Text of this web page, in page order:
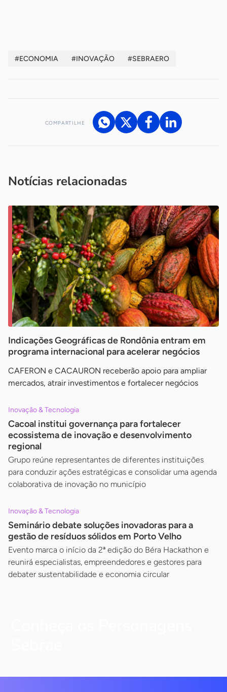
#ECONOMIA #INOVAÇÃO #SEBRAERO
COMPARTILHE
Notícias relacionadas
Indicações Geográficas de Rondônia entram em
programa internacional para acelerar negócios
CAFERON e CACAURON receberão apoio para ampliar
mercados, atrair investimentos e fortalecer negócios
Inovação & Tecnologia
Cacoal institui governança para fortalecer
ecossistema de inovação e desenvolvimento
regional
Grupo reúne representantes de diferentes instituições
para conduzir ações estratégicas e consolidar uma agenda
colaborativa de inovação no município
Inovação & Tecnologia
Seminário debate soluções inovadoras para a
gestão de resíduos sólidos em Porto Velho
Evento marca o início da 2ª edição do Béra Hackathon e
reunirá especialistas, empreendedores e gestores para
debater sustentabilidade e economia circular